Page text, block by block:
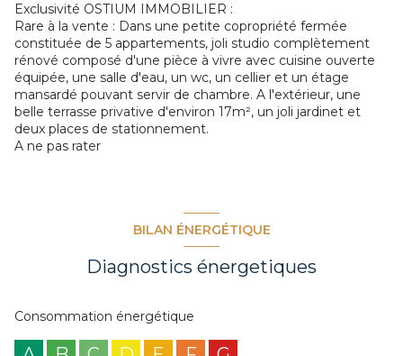
+4
Exclusivité OSTIUM IMMOBILIER :
Rare à la vente : Dans une petite copropriété fermée
constituée de 5 appartements, joli studio complètement
rénové composé d'une pièce à vivre avec cuisine ouverte
équipée, une salle d'eau, un wc, un cellier et un étage
mansardé pouvant servir de chambre. A l'extérieur, une
belle terrasse privative d'environ 17m², un joli jardinet et
deux places de stationnement.
A ne pas rater
BILAN ÉNERGÉTIQUE
Diagnostics énergetiques
Consommation énergétique